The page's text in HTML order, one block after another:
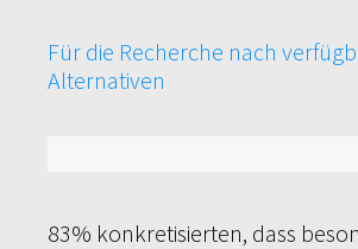
Für die Recherche nach
Alternativen
83% konkretisierten, dass